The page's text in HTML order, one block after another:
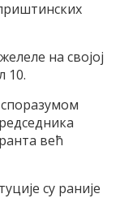
на својој
10.
споразумом
већ
су раније